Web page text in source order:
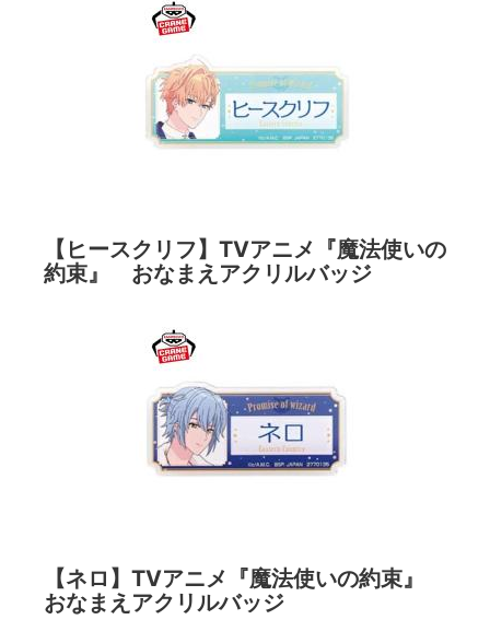
【ヒースクリフ】TVアニメ『魔法使いの
約束』 おなまえアクリルバッジ
【ネロ】TVアニメ『魔法使いの約束』
おなまえアクリルバッジ